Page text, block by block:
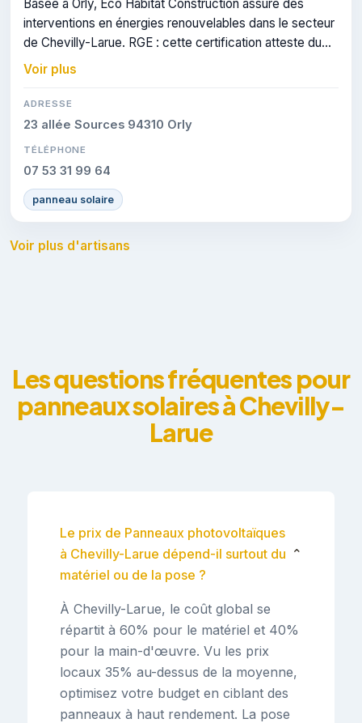
Basée à Orly, Eco Habitat Construction assure des
interventions en énergies renouvelables dans le secteur
de Chevilly-Larue. RGE : cette certification atteste du
savoir-faire de l'entreprise.
Voir plus
ADRESSE
23 allée Sources 94310 Orly
TÉLÉPHONE
07 53 31 99 64
panneau solaire
Voir plus d'artisans
Les questions fréquentes pour
panneaux solaires à Chevilly-
Larue
Le prix de Panneaux photovoltaïques
à Chevilly-Larue dépend-il surtout du
matériel ou de la pose ?
⌄
À Chevilly-Larue, le coût global se
répartit à 60% pour le matériel et 40%
pour la main-d'œuvre. Vu les prix
locaux 35% au-dessus de la moyenne,
optimisez votre budget en ciblant des
panneaux à haut rendement. La pose